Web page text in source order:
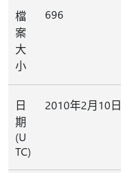
檔
案
大
小
696
日
期
(U
TC)
2010年2月10日